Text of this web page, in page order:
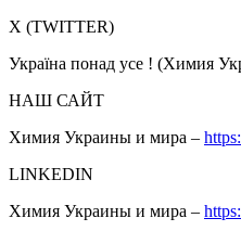
Х (TWITTER)
Україна понад усе ! (Химия
НАШ САЙТ
Химия Украины и мира –
LINKEDIN
Химия Украины и мира –